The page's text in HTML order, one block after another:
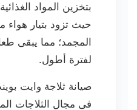
بتخزين المواد
حيث تزود بتيار هواء
المجمد؛ مما يبقى
لفترة أطول.
صيانة ثلاجة وايت
فى مجال الثلاجات